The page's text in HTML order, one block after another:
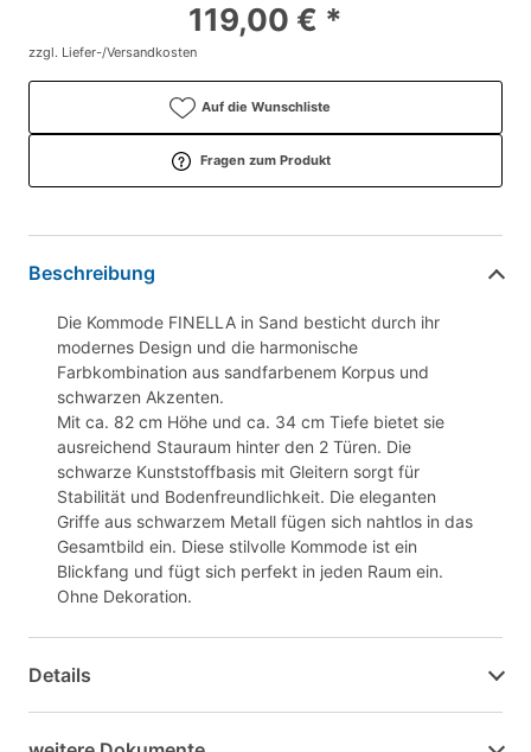
119,00 € *
zzgl. Liefer-/Versandkosten
Auf die Wunschliste
Fragen zum Produkt
Beschreibung
Die Kommode FINELLA in Sand besticht durch ihr
modernes Design und die harmonische
Farbkombination aus sandfarbenem Korpus und
schwarzen Akzenten.
Mit ca. 82 cm Höhe und ca. 34 cm Tiefe bietet sie
ausreichend Stauraum hinter den 2 Türen. Die
schwarze Kunststoffbasis mit Gleitern sorgt für
Stabilität und Bodenfreundlichkeit. Die eleganten
Griffe aus schwarzem Metall fügen sich nahtlos in das
Gesamtbild ein. Diese stilvolle Kommode ist ein
Blickfang und fügt sich perfekt in jeden Raum ein.
Ohne Dekoration.
Details